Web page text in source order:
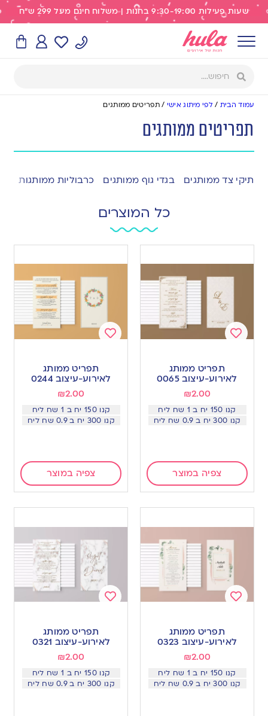
שעות פעילות 9:30-19:00 בחנות | משלוח חינם מעל 299 ש"ח
עמוד הבית / לפי מיתוג אישי /תפריטים ממותגים
תפריטים ממותגים
תיקי צד ממותגים בגדי גוף ממותגים כרבוליות ממותגות
כל המוצרים
wishlist
תפריט ממותג
לאירוע-עיצוב 0065
₪2.00
קנו 150 יח ב 1 שח ליח
קנו 300 יח ב 0.9 שח ליח
צפיה במוצר
wishlist
תפריט ממותג
לאירוע-עיצוב 0244
₪2.00
קנו 150 יח ב 1 שח ליח
קנו 300 יח ב 0.9 שח ליח
צפיה במוצר
wishlist
תפריט ממותג
לאירוע-עיצוב 0323
₪2.00
קנו 150 יח ב 1 שח ליח
קנו 300 יח ב 0.9 שח ליח
wishlist
תפריט ממותג
לאירוע-עיצוב 0321
₪2.00
קנו 150 יח ב 1 שח ליח
קנו 300 יח ב 0.9 שח ליח